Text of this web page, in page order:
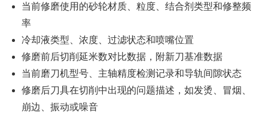
当前修磨使用的砂轮材质、粒度、结合剂类型和修整频
率
冷却液类型、浓度、过滤状态和喷嘴位置
修磨前后切削延米数对比数据，附新刀基准数据
当前磨刀机型号、主轴精度检测记录和导轨间隙状态
修磨后刀具在切削中出现的问题描述，如发烫、冒烟、
崩边、振动或噪音